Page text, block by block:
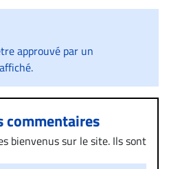
approuvé par un
commentaires
bienvenus sur le site. Ils sont